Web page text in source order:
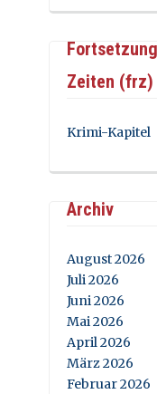
Zeiten (frz)
Krimi-Kapitel
Archiv
August 2026
Juli 2026
Juni 2026
Mai 2026
April 2026
März 2026
Februar 2026